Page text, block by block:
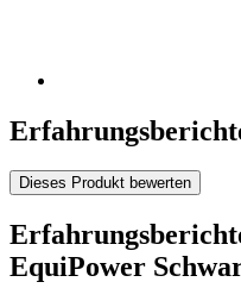
Dieses Produkt bewerten
EquiPower